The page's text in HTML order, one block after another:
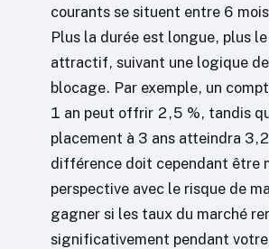
courants se situent entre 6
Plus la durée est longue, plus
attractif, suivant une logique
blocage. Par exemple, un
1 an peut offrir 2,5 %, tandis
placement à 3 ans atteindra
différence doit cependant être
perspective avec le risque de
gagner si les taux du marché
significativement pendant